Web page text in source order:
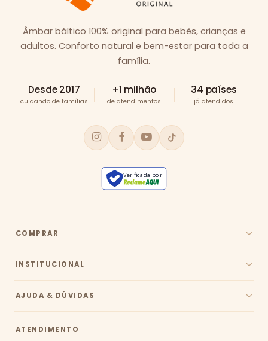
Âmbar báltico 100% original para bebês, crianças e
adultos. Conforto natural e bem-estar para toda a
família.
Desde 2017
cuidando de famílias
+1 milhão
de atendimentos
34 países
já atendidos
Verificada por
COMPRAR
INSTITUCIONAL
AJUDA & DÚVIDAS
ATENDIMENTO